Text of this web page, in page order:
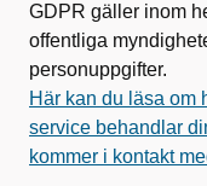
GDPR gäller inom
offentliga
personuppgifter.
Här kan du läsa om
service behandlar
kommer i kontakt